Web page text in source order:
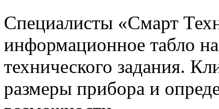
Специалисты «Смарт
информационное табло
технического задания.
размеры прибора и